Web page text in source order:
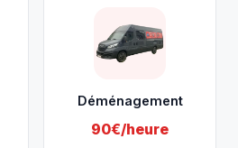
Déménagement
90€/heure